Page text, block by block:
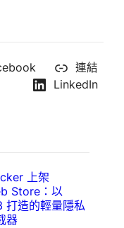
連結
LinkedIn
上架
Store：以
造的輕量隱私
器